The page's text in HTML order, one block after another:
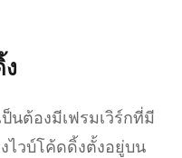
นต้องมีเฟรมเวิร์กที่มี
ไวบ์โค้ดดิ้งตั้งอยู่บน